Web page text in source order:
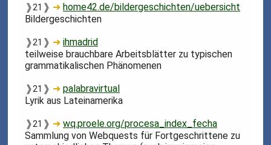
❱21 ❱ ➜home42.de/bildergeschichten/uebersicht
Bildergeschichten
❱21 ❱ ➜ihmadrid
teilweise brauchbare Arbeitsblätter zu typischen
grammatikalischen Phänomenen
❱21 ❱ ➜palabravirtual
Lyrik aus Lateinamerika
❱21 ❱ ➜wq.proele.org/procesa_index_fecha
Sammlung von Webquests für Fortgeschrittene zu